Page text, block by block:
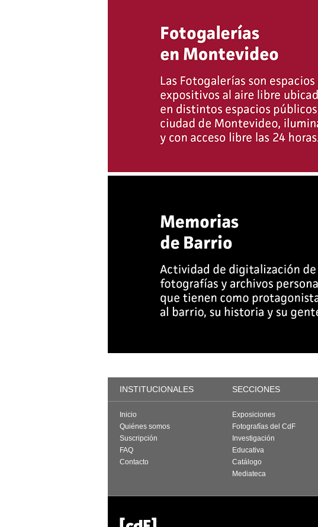
INSTITUCIONALES SECCIONES
Inicio
Quiénes somos
Suscripción
FAQ
Contacto
Exposiciones
Fotografías del CdF
Investigación
Educativa
Catálogo
Mediateca